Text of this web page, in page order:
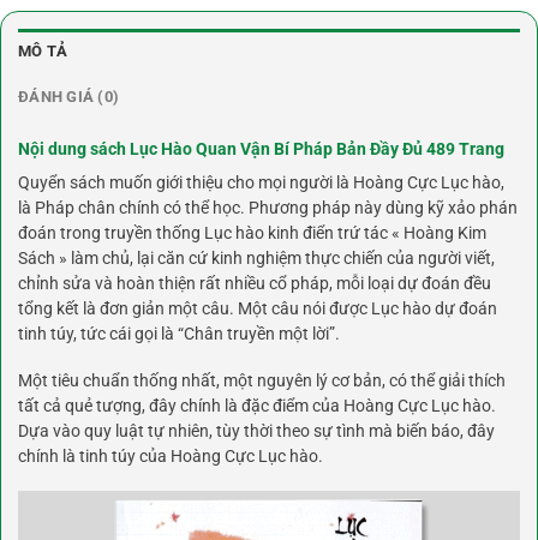
MÔ TẢ
ĐÁNH GIÁ (0)
Nội dung sách Lục Hào Quan Vận Bí Pháp Bản Đầy Đủ 489 Trang
Quyển sách muốn giới thiệu cho mọi người là Hoàng Cực Lục hào,
là Pháp chân chính có thể học. Phương pháp này dùng kỹ xảo phán
đoán trong truyền thống Lục hào kinh điển trứ tác « Hoàng Kim
Sách » làm chủ, lại căn cứ kinh nghiệm thực chiến của người viết,
chỉnh sửa và hoàn thiện rất nhiều cổ pháp, mỗi loại dự đoán đều
tổng kết là đơn giản một câu. Một câu nói được Lục hào dự đoán
tinh túy, tức cái gọi là “Chân truyền một lời”.
Một tiêu chuẩn thống nhất, một nguyên lý cơ bản, có thể giải thích
tất cả quẻ tượng, đây chính là đặc điểm của Hoàng Cực Lục hào.
Dựa vào quy luật tự nhiên, tùy thời theo sự tình mà biến báo, đây
chính là tinh túy của Hoàng Cực Lục hào.